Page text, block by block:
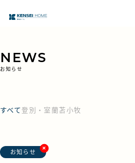
NEWS
お知らせ
すべて登別・室蘭苫小牧
お知らせ